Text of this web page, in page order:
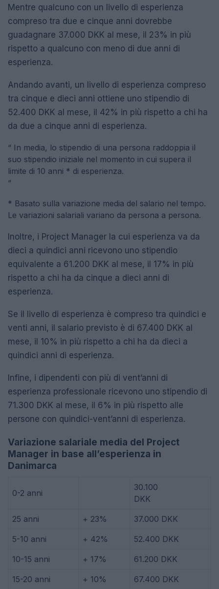
Mentre qualcuno con un livello di esperienza
compreso tra due e cinque anni dovrebbe
guadagnare 37.000 DKK al mese, il 23% in più
rispetto a qualcuno con meno di due anni di
esperienza.
Andando avanti, un livello di esperienza compreso
tra cinque e dieci anni ottiene uno stipendio di
52.400 DKK al mese, il 42% in più rispetto a chi ha
da due a cinque anni di esperienza.
“ In media, lo stipendio di una persona raddoppia il
suo stipendio iniziale nel momento in cui supera il
limite di 10 anni * di esperienza.
“
* Basato sulla variazione media del salario nel tempo.
Le variazioni salariali variano da persona a persona.
Inoltre, i Project Manager la cui esperienza va da
dieci a quindici anni ricevono uno stipendio
equivalente a 61.200 DKK al mese, il 17% in più
rispetto a chi ha da cinque a dieci anni di
esperienza.
Se il livello di esperienza è compreso tra quindici e
venti anni, il salario previsto è di 67.400 DKK al
mese, il 10% in più rispetto a chi ha da dieci a
quindici anni di esperienza.
Infine, i dipendenti con più di vent’anni di
esperienza professionale ricevono uno stipendio di
71.300 DKK al mese, il 6% in più rispetto alle
persone con quindici-vent’anni di esperienza.
Variazione salariale media del Project
Manager in base all’esperienza in
Danimarca
0-2 anni
30.100
DKK
25 anni + 23% 37.000 DKK
5-10 anni + 42% 52.400 DKK
10-15 anni + 17% 61.200 DKK
15-20 anni + 10% 67.400 DKK